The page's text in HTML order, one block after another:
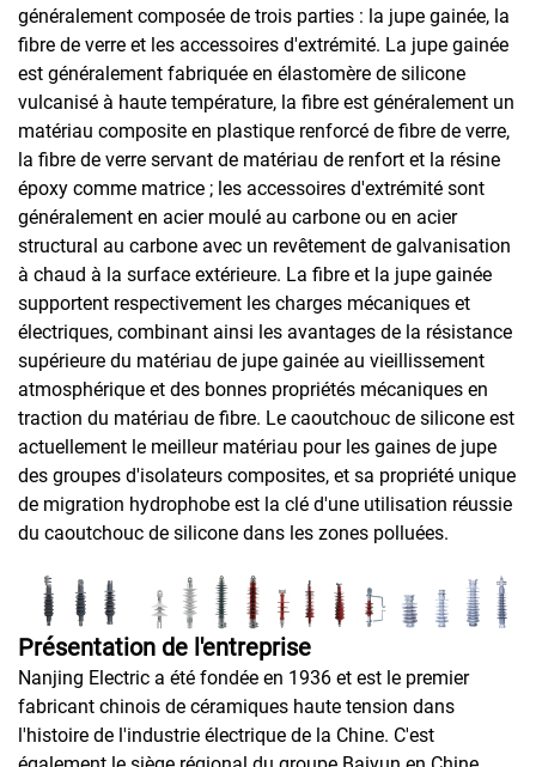
généralement composée de trois parties : la jupe gainée, la
fibre de verre et les accessoires d'extrémité. La jupe gainée
est généralement fabriquée en élastomère de silicone
vulcanisé à haute température, la fibre est généralement un
matériau composite en plastique renforcé de fibre de verre,
la fibre de verre servant de matériau de renfort et la résine
époxy comme matrice ; les accessoires d'extrémité sont
généralement en acier moulé au carbone ou en acier
structural au carbone avec un revêtement de galvanisation
à chaud à la surface extérieure. La fibre et la jupe gainée
supportent respectivement les charges mécaniques et
électriques, combinant ainsi les avantages de la résistance
supérieure du matériau de jupe gainée au vieillissement
atmosphérique et des bonnes propriétés mécaniques en
traction du matériau de fibre. Le caoutchouc de silicone est
actuellement le meilleur matériau pour les gaines de jupe
des groupes d'isolateurs composites, et sa propriété unique
de migration hydrophobe est la clé d'une utilisation réussie
du caoutchouc de silicone dans les zones polluées.
Présentation de l'entreprise
Nanjing Electric a été fondée en 1936 et est le premier
fabricant chinois de céramiques haute tension dans
l'histoire de l'industrie électrique de la Chine. C'est